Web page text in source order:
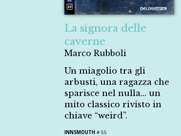
La signora delle
caverne
Marco Rubboli
Un miagolio tra gli
arbusti, una ragazza che
sparisce nel nulla... un
mito classico rivisto in
chiave “weird”.
INNSMOUTH # 55